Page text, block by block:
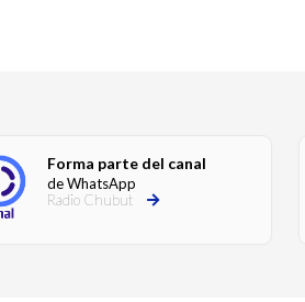
Forma parte del canal
de WhatsApp
Radio Chubut